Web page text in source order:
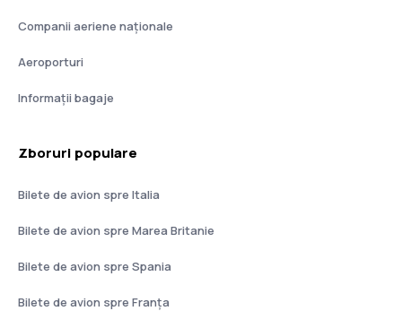
Companii aeriene naţionale
Aeroporturi
Informații bagaje
Zboruri populare
Bilete de avion spre Italia
Bilete de avion spre Marea Britanie
Bilete de avion spre Spania
Bilete de avion spre Franţa